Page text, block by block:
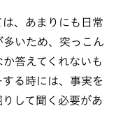
、あまりにも日常
いため、突っこん
答えてくれないも
る時には、事実を
して聞く必要があ